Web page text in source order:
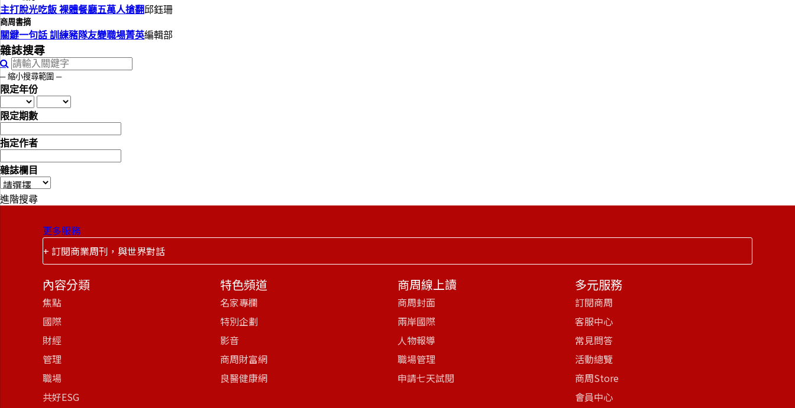
主打脫光吃飯 裸體餐廳五萬人搶翻 邱鈺珊
商周書摘
關鍵一句話 訓練豬隊友變職場菁英編輯部
雜誌搜尋
─ 縮小搜尋範圍 ─
限定年份
限定期數
指定作者
雜誌欄目
進階搜尋
更多服務
+ 訂閱商業周刊，與世界對話
內容分類
焦點
國際
財經
管理
職場
共好ESG
特色頻道
名家專欄
特別企劃
影音
商周財富網
良醫健康網
商周線上讀
商周封面
兩岸國際
人物報導
職場管理
申請七天試閱
多元服務
訂閱商周
客服中心
常見問答
活動總覽
商周Store
會員中心